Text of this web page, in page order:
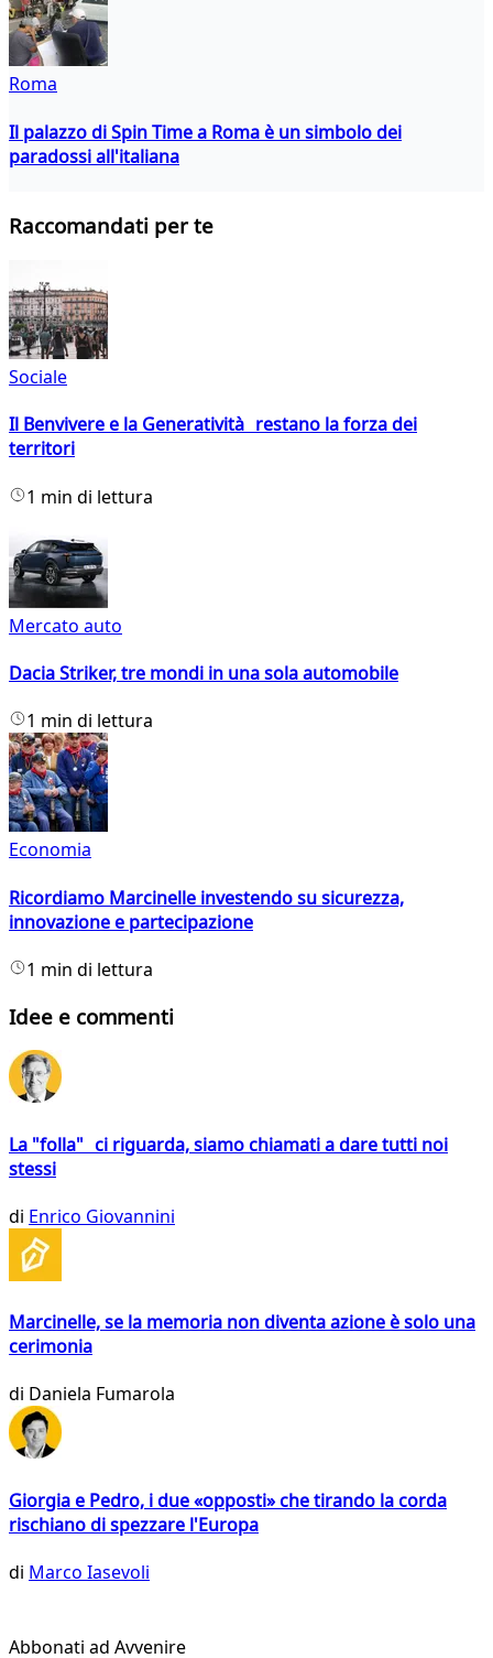
Roma
Il palazzo di Spin Time a Roma è un simbolo dei
paradossi all'italiana
Raccomandati per te
Sociale
Il Benvivere e la Generatività restano la forza dei
territori
1 min di lettura
Mercato auto
Dacia Striker, tre mondi in una sola automobile
1 min di lettura
Economia
Ricordiamo Marcinelle investendo su sicurezza,
innovazione e partecipazione
1 min di lettura
Idee e commenti
La "folla" ci riguarda, siamo chiamati a dare tutti noi
stessi
di Enrico Giovannini
Marcinelle, se la memoria non diventa azione è solo una
cerimonia
di Daniela Fumarola
Giorgia e Pedro, i due «opposti» che tirando la corda
rischiano di spezzare l'Europa
di Marco Iasevoli
Abbonati ad Avvenire